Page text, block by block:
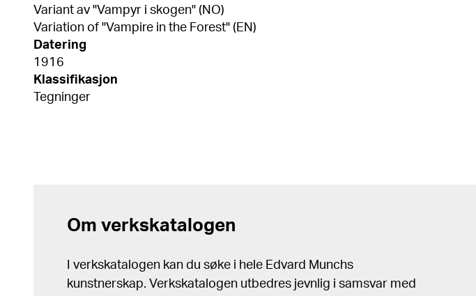
Variant av "Vampyr i skogen" (NO)
Variation of "Vampire in the Forest" (EN)
Datering
1916
Klassifikasjon
Tegninger
Om verkskatalogen
I verkskatalogen kan du søke i hele Edvard Munchs
kunstnerskap. Verkskatalogen utbedres jevnlig i samsvar med